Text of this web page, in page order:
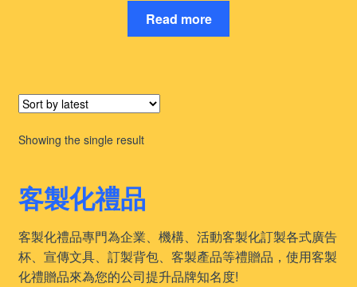
Read more
Showing the single result
客製化禮品
客製化禮品專門為企業、機構、活動客製化訂製各式廣告
杯、宣傳文具、訂製背包、客製產品等禮贈品，使用客製
化禮贈品來為您的公司提升品牌知名度!